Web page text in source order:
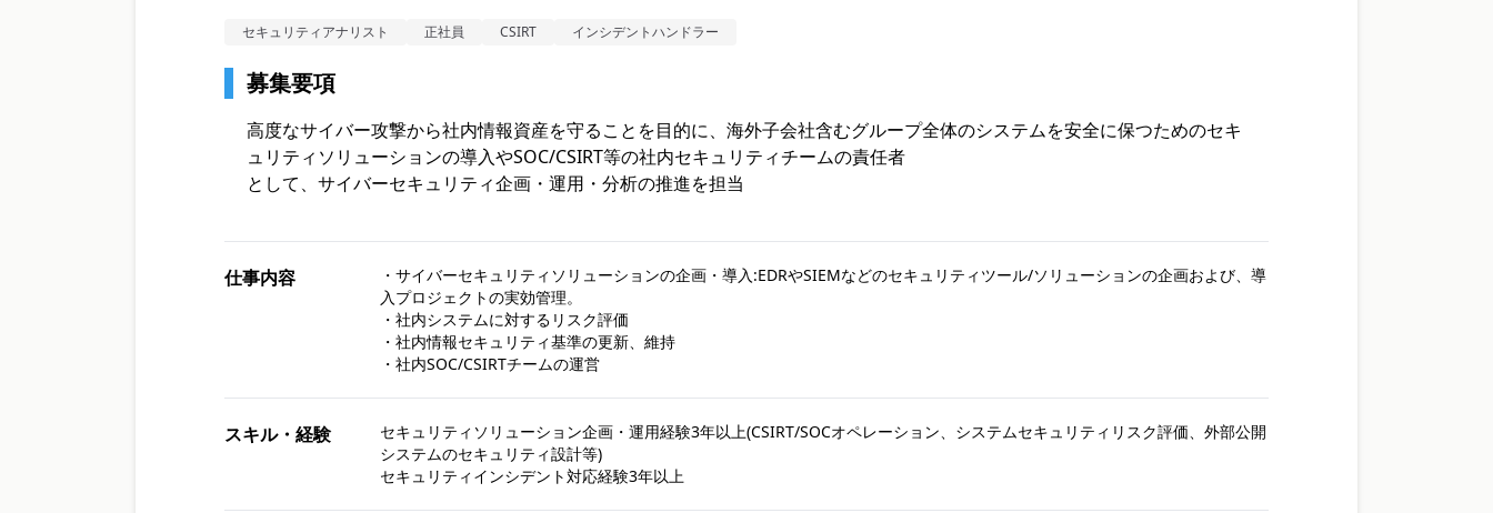
セキュリティアナリスト 正社員 CSIRT インシデントハンドラー
募集要項
高度なサイバー攻撃から社内情報資産を守ることを目的に、海外子会社含むグループ全体のシステムを安全に保つためのセキ
ュリティソリューションの導入やSOC/CSIRT等の社内セキュリティチームの責任者
として、サイバーセキュリティ企画・運用・分析の推進を担当
仕事内容
・サイバーセキュリティソリューションの企画・導入:EDRやSIEMなどのセキュリティツール/ソリューションの企画および、導
入プロジェクトの実効管理。
・社内システムに対するリスク評価
・社内情報セキュリティ基準の更新、維持
・社内SOC/CSIRTチームの運営
スキル・経験
セキュリティソリューション企画・運用経験3年以上(CSIRT/SOCオペレーション、システムセキュリティリスク評価、外部公開
システムのセキュリティ設計等)